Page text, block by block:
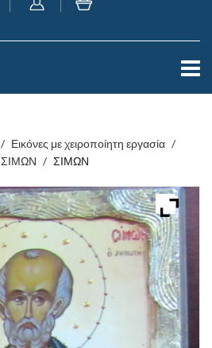
/ Εικόνες με χειροποίητη εργασία /
ΣΙΜΩΝ / ΣΙΜΩΝ